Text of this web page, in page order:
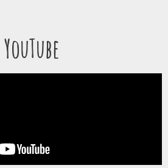
YouTube